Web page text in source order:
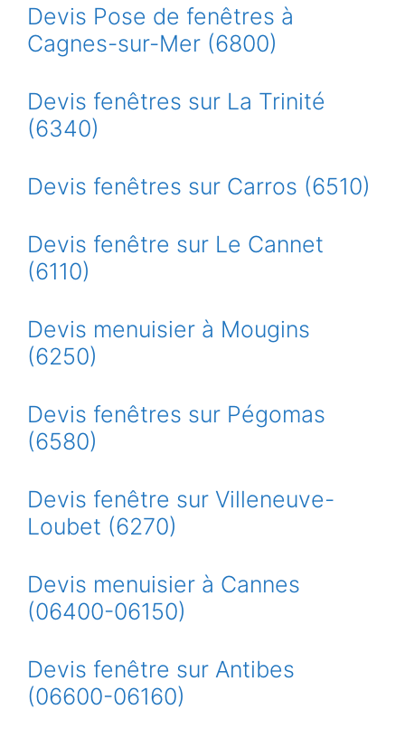
Devis Pose de fenêtres à
Cagnes-sur-Mer (6800)
Devis fenêtres sur La Trinité
(6340)
Devis fenêtres sur Carros (6510)
Devis fenêtre sur Le Cannet
(6110)
Devis menuisier à Mougins
(6250)
Devis fenêtres sur Pégomas
(6580)
Devis fenêtre sur Villeneuve-
Loubet (6270)
Devis menuisier à Cannes
(06400-06150)
Devis fenêtre sur Antibes
(06600-06160)